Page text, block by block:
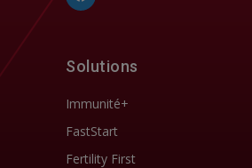
Solutions
Immunité+
FastStart
Fertility First